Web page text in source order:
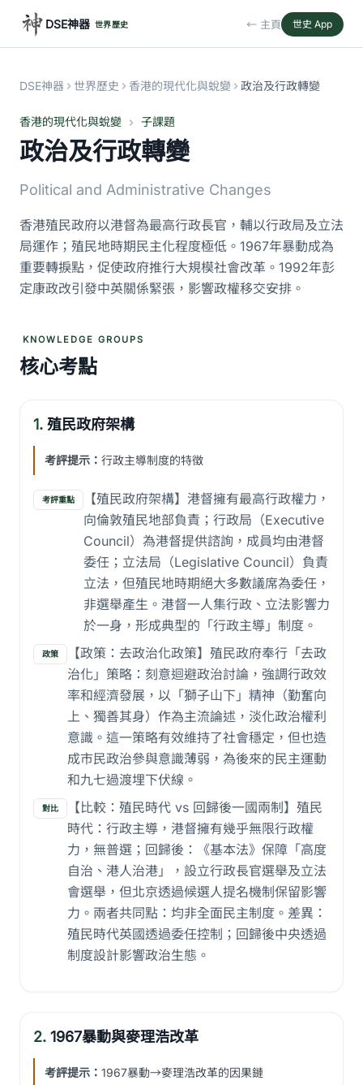
DSE神器 世界歷史 ← 主頁 世史 App
DSE神器 世界歷史 香港的現代化與蛻變 政治及行政轉變
香港的現代化與蛻變 子課題
政治及行政轉變
Political and Administrative Changes
香港殖民政府以港督為最高行政長官，輔以行政局及立法
局運作；殖民地時期民主化程度極低。1967年暴動成為
重要轉捩點，促使政府推行大規模社會改革。1992年彭
定康政改引發中英關係緊張，影響政權移交安排。
KNOWLEDGE GROUPS
核心考點
1. 殖民政府架構
考評提示： 行政主導制度的特徵
考評重點
【殖民政府架構】港督擁有最高行政權力，
向倫敦殖民地部負責；行政局（Executive
Council）為港督提供諮詢，成員均由港督
委任；立法局（Legislative Council）負責
立法，但殖民地時期絕大多數議席為委任，
非選舉產生。港督一人集行政、立法影響力
於一身，形成典型的「行政主導」制度。
政策
【政策：去政治化政策】殖民政府奉行「去政
治化」策略：刻意迴避政治討論，強調行政效
率和經濟發展，以「獅子山下」精神（勤奮向
上、獨善其身）作為主流論述，淡化政治權利
意識。這一策略有效維持了社會穩定，但也造
成市民政治參與意識薄弱，為後來的民主運動
和九七過渡埋下伏線。
對比
【比較：殖民時代 vs 回歸後一國兩制】殖民
時代：行政主導，港督擁有幾乎無限行政權
力，無普選；回歸後：《基本法》保障「高度
自治、港人治港」，設立行政長官選舉及立法
會選舉，但北京透過候選人提名機制保留影響
力。兩者共同點：均非全面民主制度。差異：
殖民時代英國透過委任控制；回歸後中央透過
制度設計影響政治生態。
2. 1967暴動與麥理浩改革
考評提示： 1967暴動→麥理浩改革的因果鏈